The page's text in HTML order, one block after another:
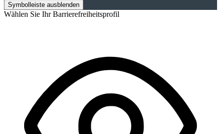
Symbolleiste ausblenden
Wählen Sie Ihr Barrierefreiheitsprofil